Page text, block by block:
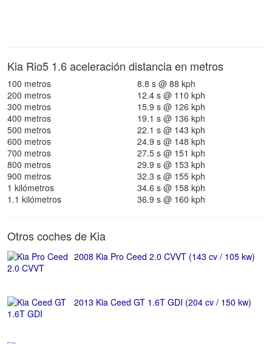
Kia Rio5 1.6 aceleración distancia en metros
100 metros
8.8 s @ 88 kph
200 metros
12.4 s @ 110 kph
300 metros
15.9 s @ 126 kph
400 metros
19.1 s @ 136 kph
500 metros
22.1 s @ 143 kph
600 metros
24.9 s @ 148 kph
700 metros
27.5 s @ 151 kph
800 metros
29.9 s @ 153 kph
900 metros
32.3 s @ 155 kph
1 kilómetros
34.6 s @ 158 kph
1.1 kilómetros
36.9 s @ 160 kph
Otros coches de Kia
2008 Kia Pro Ceed 2.0 CVVT (143 cv / 105 kw)
2013 Kia Ceed GT 1.6T GDI (204 cv / 150 kw)